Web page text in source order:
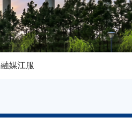
融媒江服